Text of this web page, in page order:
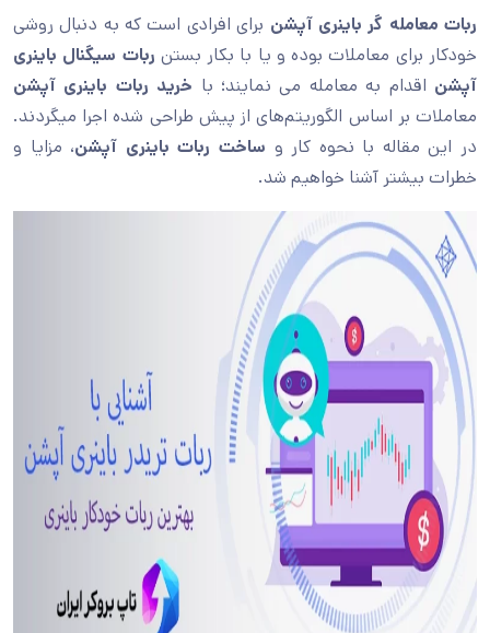
ربات معامله گر باینری آپشن برای افرادی است که به دنبال روشی
خودکار برای معاملات بوده و یا با بکار بستن ربات سیگنال باینری
آپشن اقدام به معامله می نمایند؛ با خرید ربات باینری آپشن
معاملات بر اساس الگوریتم‌های از پیش طراحی شده اجرا میگردند.
در این مقاله با نحوه کار و ساخت ربات باینری آپشن، مزایا و
خطرات بیشتر آشنا خواهیم شد.